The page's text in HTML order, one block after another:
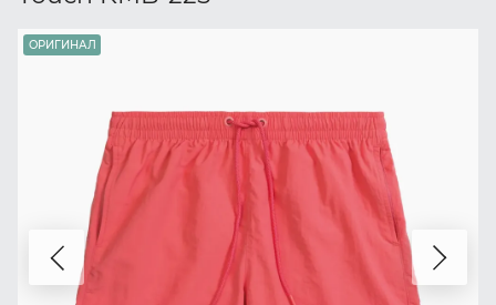
ОРИГИНАЛ